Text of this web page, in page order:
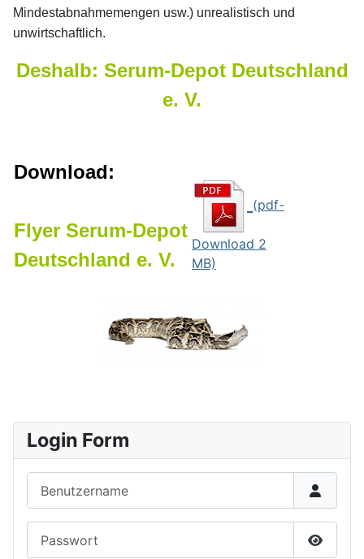
Mindestabnahmemengen usw.) unrealistisch und
unwirtschaftlich.
Deshalb: Serum-Depot Deutschland
e. V.
Download:
Flyer Serum-Depot
Deutschland e. V.
(pdf-
Download 2
MB)
Login Form